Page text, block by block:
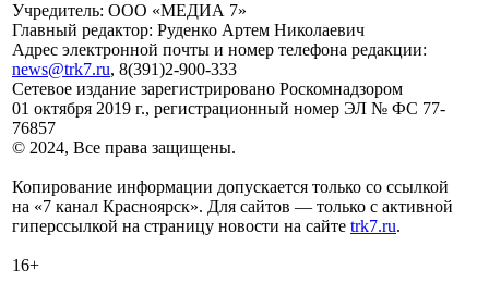
Учредитель: ООО «МЕДИА 7»
Главный редактор: Руденко Артем Николаевич
Адрес электронной почты и номер телефона редакции:
news@trk7.ru, 8(391)2-900-333
Сетевое издание зарегистрировано Роскомнадзором
01 октября 2019 г., регистрационный номер ЭЛ № ФС 77-
76857
© 2024, Все права защищены.
Копирование информации допускается только со ссылкой
на «7 канал Красноярск». Для сайтов — только с активной
гиперссылкой на страницу новости на сайте trk7.ru.
16+